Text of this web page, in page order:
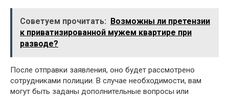
Советуем прочитать:
Возможны ли претензии
к приватизированной мужем квартире при
разводе?
После отправки заявления, оно будет рассмотрено
сотрудниками полиции. В случае необходимости, вам
могут быть заданы дополнительные вопросы или